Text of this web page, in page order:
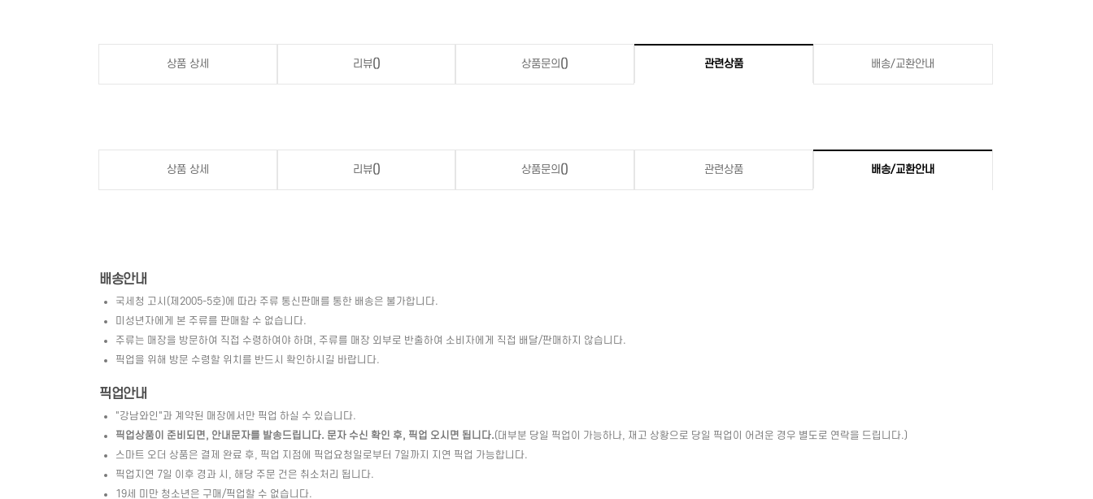
상품 상세 리뷰() 상품문의 () 관련상품 배송/교환안내
상품 상세 리뷰() 상품문의 () 관련상품 배송/교환안내
배송안내
국세청 고시(제2005-5호)에 따라 주류 통신판매를 통한 배송은 불가합니다.
미성년자에게 본 주류를 판매할 수 없습니다.
주류는 매장을 방문하여 직접 수령하여야 하며, 주류를 매장 외부로 반출하여 소비자에게 직접 배달/판매하지 않습니다.
픽업을 위해 방문 수령할 위치를 반드시 확인하시길 바랍니다.
픽업안내
"강남와인"과 계약된 매장에서만 픽업 하실 수 있습니다.
픽업상품이 준비되면, 안내문자를 발송드립니다. 문자 수신 확인 후, 픽업 오시면 됩니다.(대부분 당일 픽업이 가능하나, 재고 상황으로 당일 픽업이 어려운 경우 별도로 연락을 드립니다.)
스마트 오더 상품은 결제 완료 후, 픽업 지점에 픽업요청일로부터 7일까지 지연 픽업 가능합니다.
픽업지연 7일 이후 경과 시, 해당 주문 건은 취소처리 됩니다.
19세 미만 청소년은 구매/픽업할 수 없습니다.